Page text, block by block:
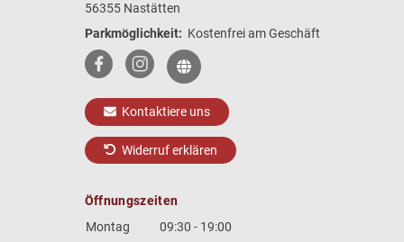
56355 Nastätten
Parkmöglichkeit: Kostenfrei am Geschäft
Kontaktiere uns
Widerruf erklären
Öffnungszeiten
Montag
09:30 - 19:00